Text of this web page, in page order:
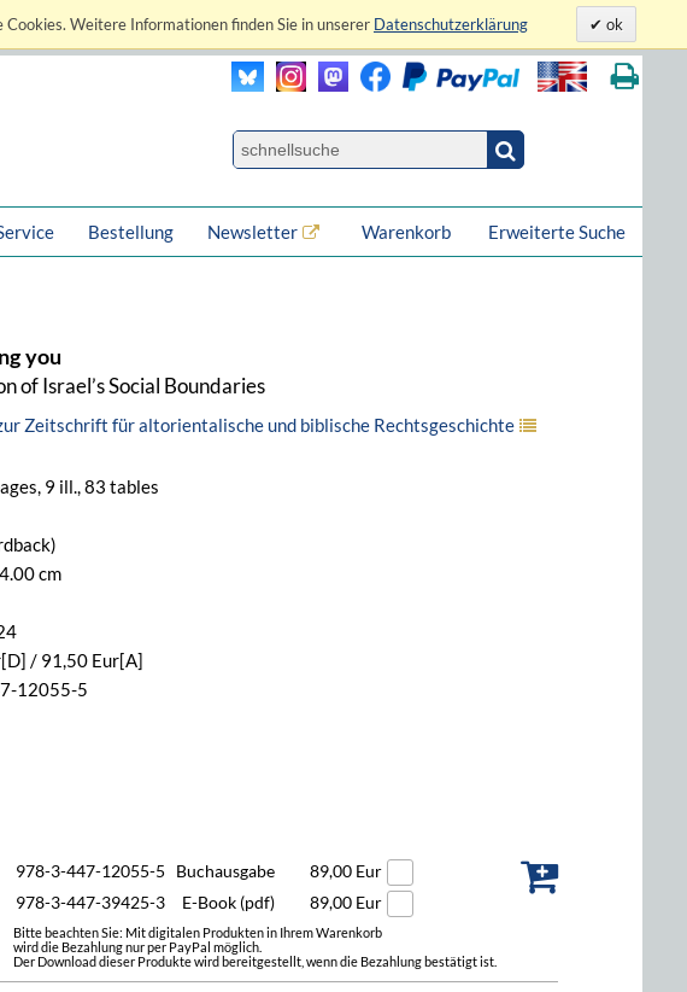
Weitere Informationen finden Sie in unserer Datenschutzerklärung ok
Bestellung Newsletter Erweiterte Suche
Warenkorb
you
of Israel’s Social Boundaries
Zeitschrift für altorientalische und biblische Rechtsgeschichte
9 ill., 83 tables
cm
/ 91,50 Eur[A]
12055-5
978-3-447-12055-5 Buchausgabe
89,00 Eur
978-3-447-39425-3
E-Book (pdf) 89,00 Eur
Bitte beachten Sie: Mit digitalen Produkten in Ihrem Warenkorb
wird die Bezahlung nur per PayPal möglich.
Der Download dieser Produkte wird bereitgestellt, wenn die Bezahlung bestätigt ist.